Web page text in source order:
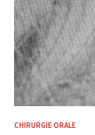
CHIRURGIE ORALE